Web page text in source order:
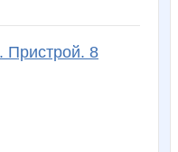
Пристрой. 8